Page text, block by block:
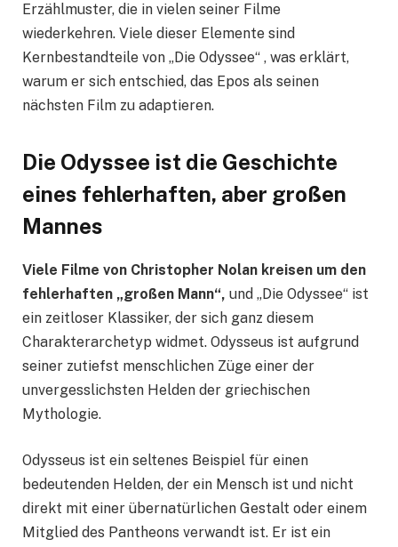
Erzählmuster, die in vielen seiner Filme
wiederkehren. Viele dieser Elemente sind
Kernbestandteile von „Die Odyssee“ , was erklärt,
warum er sich entschied, das Epos als seinen
nächsten Film zu adaptieren.
Die Odyssee ist die Geschichte
eines fehlerhaften, aber großen
Mannes
Viele Filme von Christopher Nolan kreisen um den
fehlerhaften „großen Mann“, und „Die Odyssee“ ist
ein zeitloser Klassiker, der sich ganz diesem
Charakterarchetyp widmet. Odysseus ist aufgrund
seiner zutiefst menschlichen Züge einer der
unvergesslichsten Helden der griechischen
Mythologie.
Odysseus ist ein seltenes Beispiel für einen
bedeutenden Helden, der ein Mensch ist und nicht
direkt mit einer übernatürlichen Gestalt oder einem
Mitglied des Pantheons verwandt ist. Er ist ein